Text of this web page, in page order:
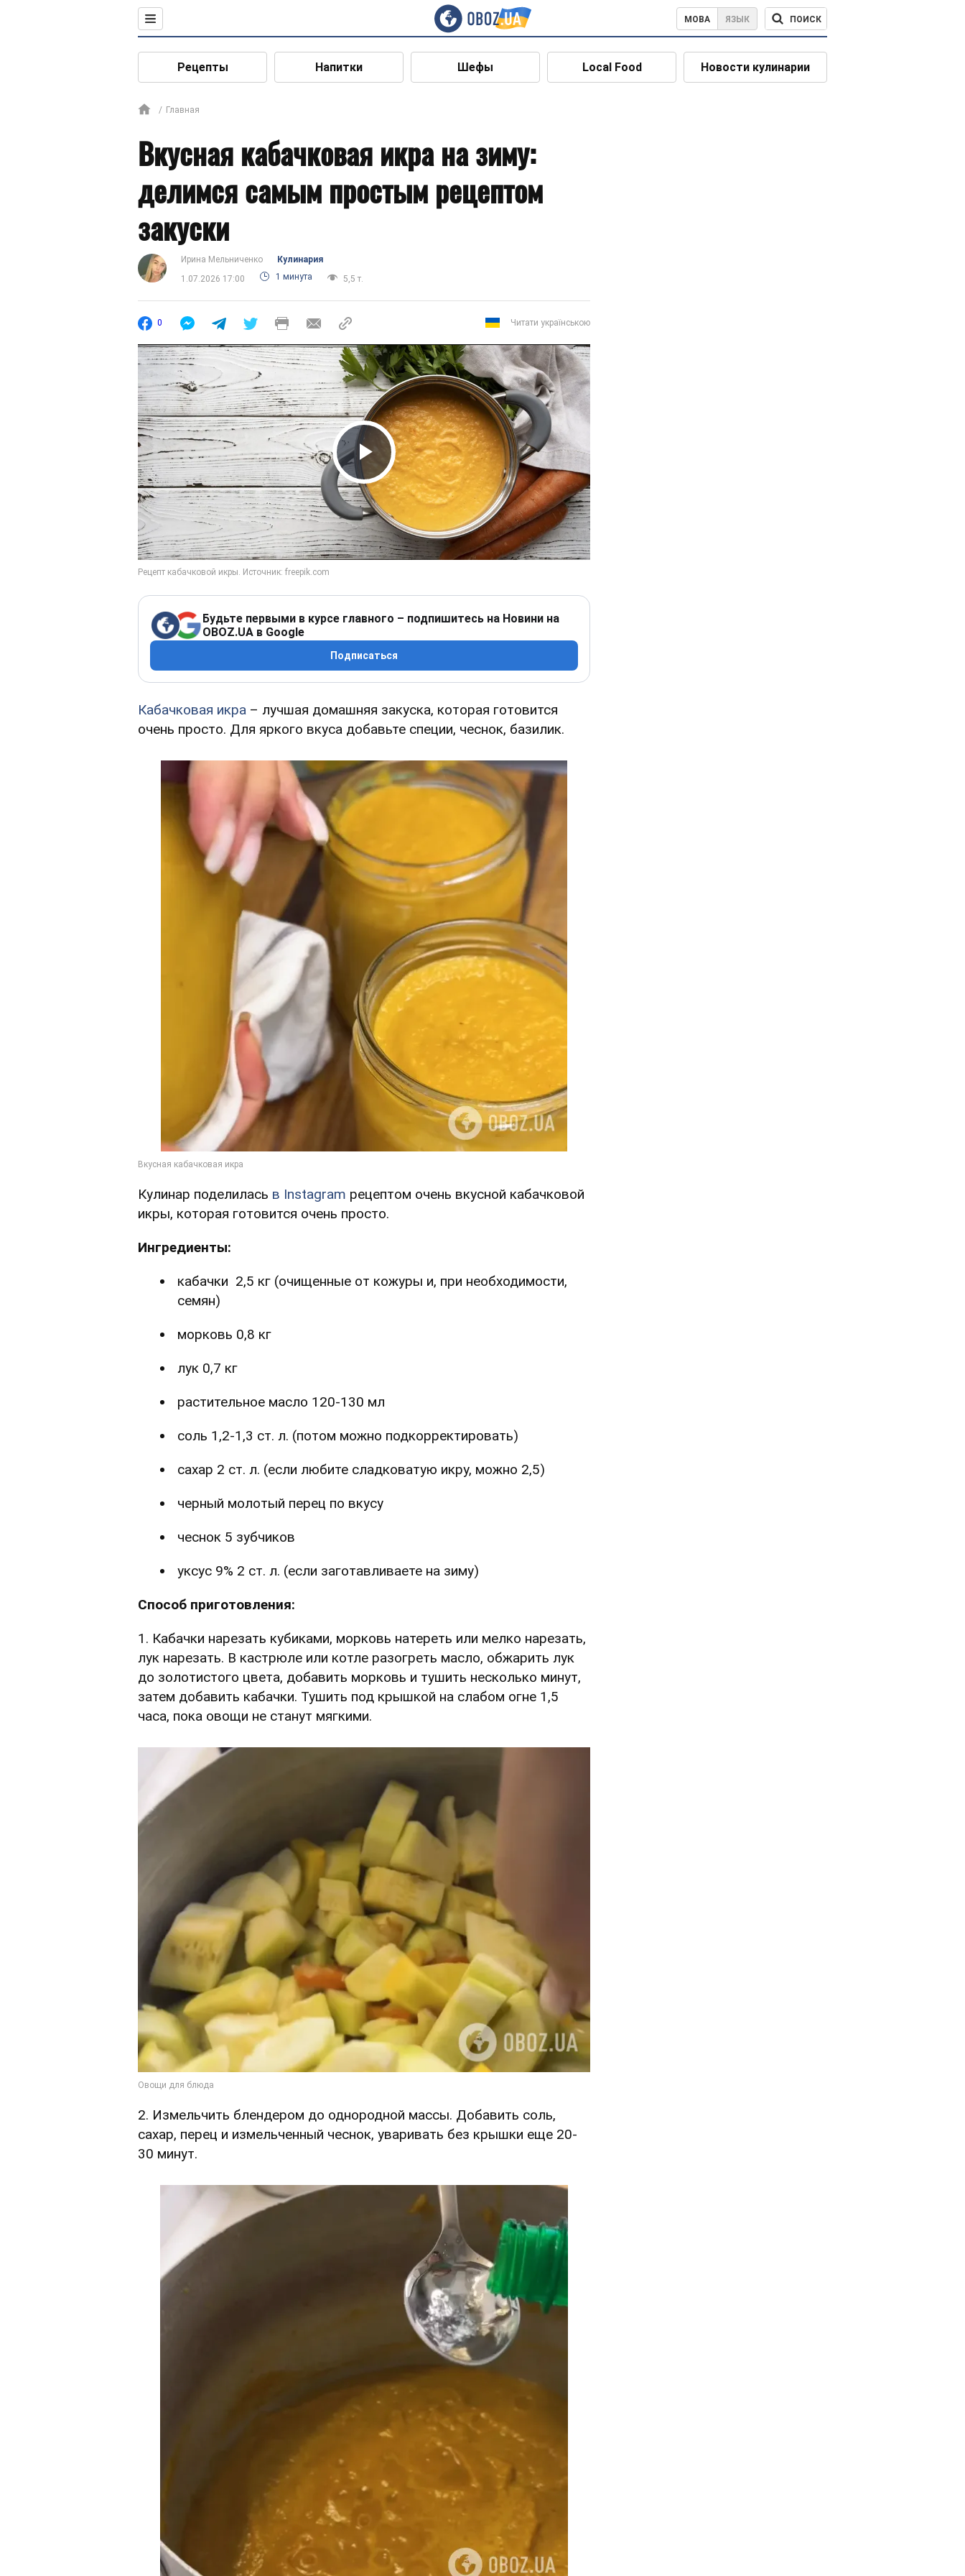
МОВА ЯЗЫК ПОИСК
Рецепты Напитки Шефы Local Food Новости кулинарии
Главная
Вкусная кабачковая икра на зиму:
делимся самым простым рецептом
закуски
Ирина Мельниченко
Кулинария
1.07.2026 17:00
1 минута 5,5 т.
0 Читати українською
Play Video
Будьте первыми в курсе главного – подпишитесь на Новини на
OBOZ.UA в Google
Подписаться
Кабачковая икра – лучшая домашняя закуска, которая готовится
очень просто. Для яркого вкуса добавьте специи, чеснок, базилик.
Кулинар поделилась в Instagram рецептом очень вкусной кабачковой
икры, которая готовится очень просто.
Ингредиенты:
кабачки 2,5 кг (очищенные от кожуры и, при необходимости,
семян)
морковь 0,8 кг
лук 0,7 кг
растительное масло 120-130 мл
соль 1,2-1,3 ст. л. (потом можно подкорректировать)
сахар 2 ст. л. (если любите сладковатую икру, можно 2,5)
черный молотый перец по вкусу
чеснок 5 зубчиков
уксус 9% 2 ст. л. (если заготавливаете на зиму)
Способ приготовления:
1. Кабачки нарезать кубиками, морковь натереть или мелко нарезать,
лук нарезать. В кастрюле или котле разогреть масло, обжарить лук
до золотистого цвета, добавить морковь и тушить несколько минут,
затем добавить кабачки. Тушить под крышкой на слабом огне 1,5
часа, пока овощи не станут мягкими.
2. Измельчить блендером до однородной массы. Добавить соль,
сахар, перец и измельченный чеснок, уваривать без крышки еще 20-
30 минут.